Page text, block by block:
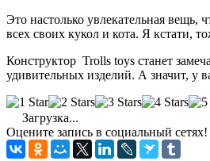
Это настолько увлекательная вещь,
всех своих кукол и кота. Я кстати,
Конструктор Trolls toys станет
удивительных изделий. А значит, у
Загрузка...
Оцените запись в социальный сетях!